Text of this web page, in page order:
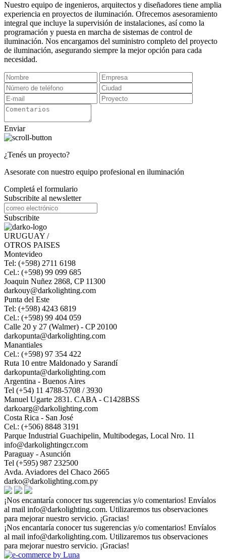
Nuestro equipo de ingenieros, arquitectos y diseñadores tiene amplia
experiencia en proyectos de iluminación. Ofrecemos asesoramiento
integral que incluye la supervisión de instalaciones, así como la
programación y puesta en marcha de sistemas de control de
iluminación. Nos encargamos del suministro completo del proyecto
de iluminación, asegurando siempre la mejor opción para cada
necesidad.
Enviar
¿Tenés un proyecto?
Asesorate con nuestro equipo profesional en iluminación
Completá el formulario
Subscribite al newsletter
Subscribite
URUGUAY /
OTROS PAISES
Montevideo
Tel: (+598) 2711 6198
Cel.: (+598) 99 099 685
Joaquin Nuñez 2868, CP 11300
darkouy@darkolighting.com
Punta del Este
Tel: (+598) 4243 6819
Cel.: (+598) 99 404 059
Calle 20 y 27 (Walmer) - CP 20100
darkopunta@darkolighting.com
Manantiales
Cel.: (+598) 97 354 422
Ruta 10 entre Maldonado y Sarandí
darkopunta@darkolighting.com
Argentina - Buenos Aires
Tel (+54) 11 4788-5708 / 3930
Manuel Ugarte 2831. CABA - C1428BSS
darkoarg@darkolighting.com
Costa Rica - San José
Cel.: (+506) 8848 3191
Parque Industrial Guachipelin, Multibodegas, Local Nro. 11
info@darkolightingcr.com
Paraguay - Asunción
Tel (+595) 987 232500
Avda. Aviadores del Chaco 2665
darko@darkolighting.com.py
¡Nos encantaría conocer tus sugerencias y/o comentarios! Envíalos
al mail info@darkolighting.com. Utilizaremos tus observaciones
para mejorar nuestro servicio. ¡Gracias!
¡Nos encantaría conocer tus sugerencias y/o comentarios! Envíalos
al mail info@darkolighting.com. Utilizaremos tus observaciones
para mejorar nuestro servicio. ¡Gracias!